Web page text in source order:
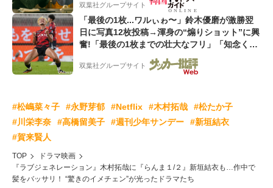
双葉社グループサイト
「最後の1枚...ワルぃゎ〜」鈴木優磨が激勝翌
日に写真12枚投稿→渾身の“煽りショット”に興
奮!「最後の1枚までの壮大なフリ」「知念くん
のことどんだけ好きなんよw」
双葉社グループサイト
#松嶋菜々子 #永野芽郁 #Netflix #木村拓哉
#松たか子
#川栄李奈
#高橋留美子 #週刊少年サンデー
#新垣結衣
#賀来賢人
TOP
ドラマ映画
『ラブジェネレーション』木村拓哉に『らんま１/２』新垣結衣も…作中で
髪をバッサリ！ “驚きのイメチェン”が光ったドラマたち